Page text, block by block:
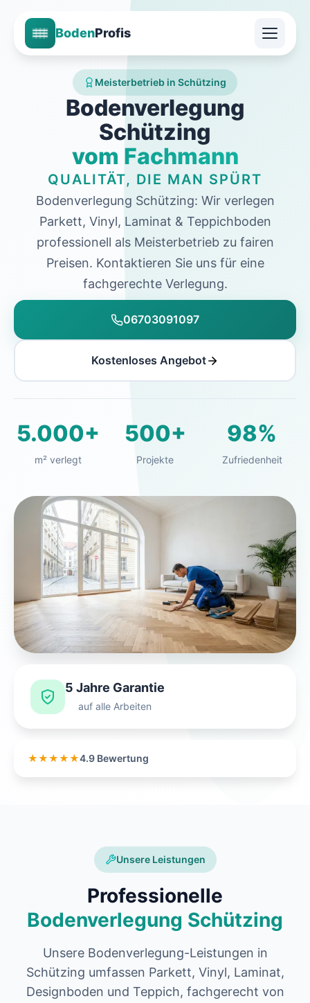
BodenProfis
Meisterbetrieb in Schützing
Bodenverlegung
Schützing
vom Fachmann
QUALITÄT, DIE MAN SPÜRT
Bodenverlegung Schützing: Wir verlegen
Parkett, Vinyl, Laminat & Teppichboden
professionell als Meisterbetrieb zu fairen
Preisen. Kontaktieren Sie uns für eine
fachgerechte Verlegung.
06703091097
Kostenloses Angebot
5.000+
m² verlegt
500+
Projekte
98%
Zufriedenheit
5 Jahre Garantie
auf alle Arbeiten
★★★★★4.9 Bewertung
Unsere Leistungen
Professionelle
Bodenverlegung Schützing
Unsere Bodenverlegung-Leistungen in
Schützing umfassen Parkett, Vinyl, Laminat,
Designboden und Teppich, fachgerecht von